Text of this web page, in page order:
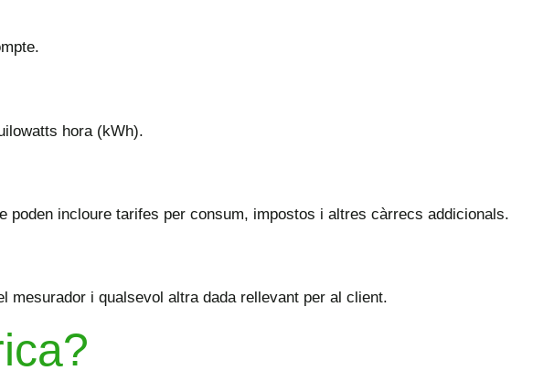
hora (kWh).
incloure tarifes per consum, impostos i altres càrrecs addicionals.
mesurador i qualsevol altra dada rellevant per al client.